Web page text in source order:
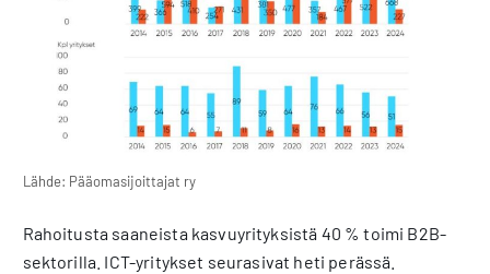
Lähde: Pääomasijoittajat ry
Rahoitusta saaneista kasvuyrityksistä 40 % toimi B2B-
sektorilla. ICT-yritykset seurasivat heti perässä.